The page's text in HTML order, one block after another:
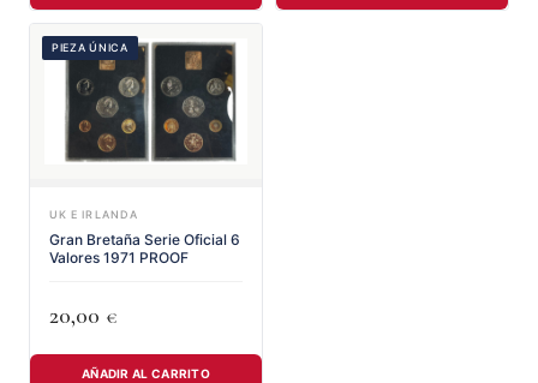
PIEZA ÚNICA
UK E IRLANDA
Gran Bretaña Serie Oficial 6
Valores 1971 PROOF
20,00 €
AÑADIR AL CARRITO